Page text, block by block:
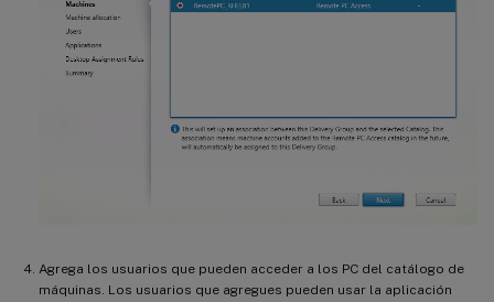
Agrega los usuarios que pueden acceder a los PC del catálogo de
máquinas. Los usuarios que agregues pueden usar la aplicación